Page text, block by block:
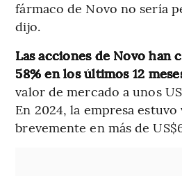
fármaco de Novo no sería
dijo.
Las acciones de Novo han
58% en los últimos 12
valor de mercado a unos
En 2024, la empresa estuvo
brevemente en más de